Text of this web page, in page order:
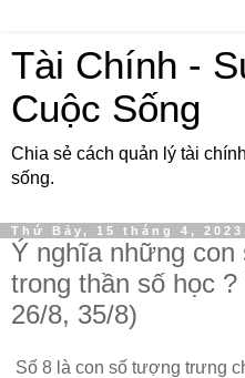
Tài Chính -
Cuộc Sống
Chia sẻ cách quản lý tài
sống.
Thứ Bảy, 15 tháng 4, 2023
Ý nghĩa những con
trong thần số học
26/8, 35/8)
Số 8 là con số tượng trưng